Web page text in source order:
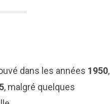
dans les années 1950,
, malgré quelques